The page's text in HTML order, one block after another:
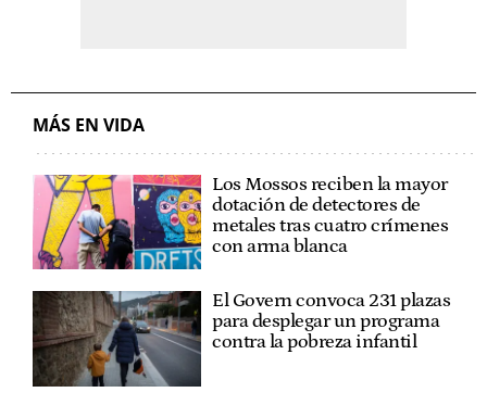
MÁS EN VIDA
Los Mossos reciben la mayor
dotación de detectores de
metales tras cuatro crímenes
con arma blanca
El Govern convoca 231 plazas
para desplegar un programa
contra la pobreza infantil